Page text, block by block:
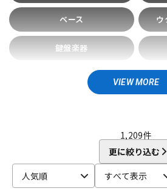
brokker
Bruff B-SIDE LABEL
Carlos Charles Colin
Cleartone
Cling On CNB
COMFORT Strapp
D’Addario
dmi guitar labs Doc
DURACELL
Editions Bim
Electro Harmonix
EMERSON CUSTOM
EMG Enfini
ベース ウ
鍵盤楽器
ドラム・パーカッションVIEW MORE
1,209件
更に絞り込む
人気順
すべて表示